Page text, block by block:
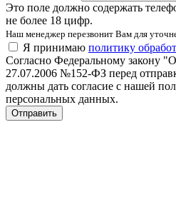
Это поле должно содержать
не более 18 цифр.
Наш менеджер перезвонит Вам для
Я принимаю политику
Согласно Федеральному закону
27.07.2006 №152-ФЗ перед
должны дать согласие с нашей
персональных данных.
Отправить